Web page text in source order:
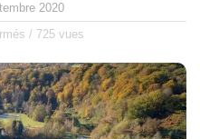
2020
/ 725 vues